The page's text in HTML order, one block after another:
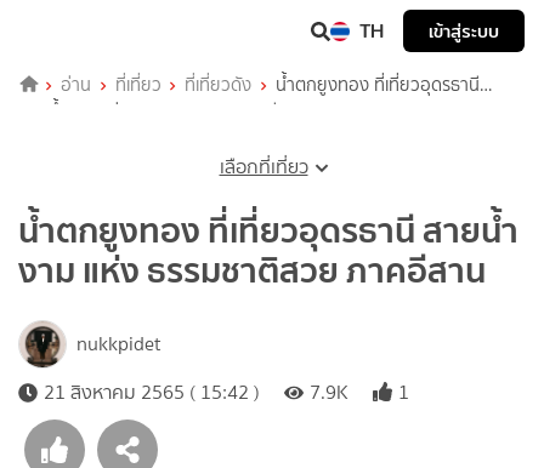
TH เข้าสู่ระบบ
อ่าน ที่เที่ยว ที่เที่ยวดัง
น้ำตกยูงทอง ที่เที่ยวอุดรธานี
สายน้ำงาม แห่ง ธรรมชาติสวย ภาคอีสาน
เลือกที่เที่ยว
น้ำตกยูงทอง ที่เที่ยวอุดรธานี สายน้ำ
งาม แห่ง ธรรมชาติสวย ภาคอีสาน
nukkpidet
21 สิงหาคม 2565 ( 15:42 )
7.9K 1